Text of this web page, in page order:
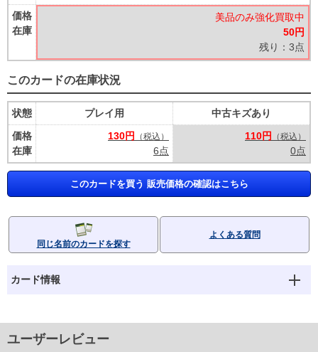
価格
在庫
美品のみ強化買取中
50円
残り：3点
このカードの在庫状況
状態
価格
在庫
プレイ用
130円
（税込）
6点
中古キズあり
110円
（税込）
0点
このカードを買う 販売価格の確認はこちら
同じ名前のカードを探す
よくある質問
カード情報
ユーザーレビュー